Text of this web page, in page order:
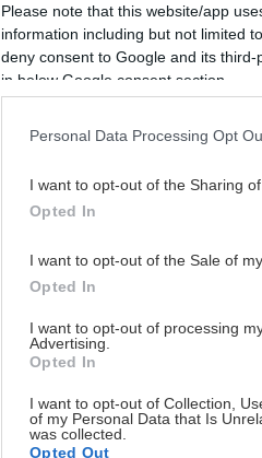
Please note that this website/app
information including but not limited
deny consent to Google and its
in below Google consent section.
Personal Data Processing Opt
I want to opt-out of the Sharing
Opted In
I want to opt-out of the Sale of
Opted In
I want to opt-out of processing
Advertising.
Opted In
I want to opt-out of Collection,
of my Personal Data that Is
was collected.
Opted Out